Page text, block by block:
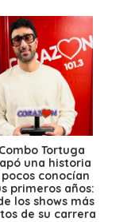
Tortuga
una historia
conocían
primeros años:
los shows más
de su carrera